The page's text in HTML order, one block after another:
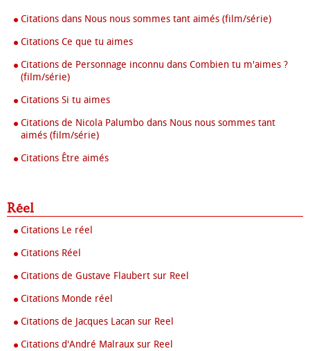
Citations dans Nous nous sommes tant aimés (film/série)
Citations Ce que tu aimes
Citations de Personnage inconnu dans Combien tu m'aimes ?
(film/série)
Citations Si tu aimes
Citations de Nicola Palumbo dans Nous nous sommes tant
aimés (film/série)
Citations Être aimés
Réel
Citations Le réel
Citations Réel
Citations de Gustave Flaubert sur Reel
Citations Monde réel
Citations de Jacques Lacan sur Reel
Citations d'André Malraux sur Reel